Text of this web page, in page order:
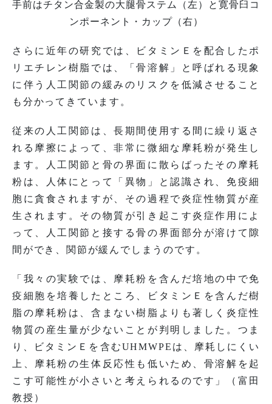
手前はチタン合金製の大腿骨ステム（左）と寛骨臼コ
ンポーネント・カップ（右）
さらに近年の研究では、ビタミンＥを配合したポ
リエチレン樹脂では、「骨溶解」と呼ばれる現象
に伴う人工関節の緩みのリスクを低減させること
も分かってきています。
従来の人工関節は、長期間使用する間に繰り返さ
れる摩擦によって、非常に微細な摩耗粉が発生し
ます。人工関節と骨の界面に散らばったその摩耗
粉は、人体にとって「異物」と認識され、免疫細
胞に貪食されますが、その過程で炎症性物質が産
生されます。その物質が引き起こす炎症作用によ
って、人工関節と接する骨の界面部分が溶けて隙
間ができ、関節が緩んでしまうのです。
「我々の実験では、摩耗粉を含んだ培地の中で免
疫細胞を培養したところ、ビタミンＥを含んだ樹
脂の摩耗粉は、含まない樹脂よりも著しく炎症性
物質の産生量が少ないことが判明しました。つま
り、ビタミンＥを含むUHMWPEは、摩耗しにくい
上、摩耗粉の生体反応性も低いため、骨溶解を起
こす可能性が小さいと考えられるのです」（富田
教授）